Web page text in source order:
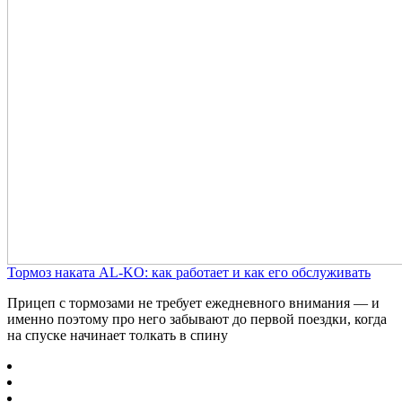
Тормоз наката AL-KO: как работает и как его обслуживать
Прицеп с тормозами не требует ежедневного внимания — и
именно поэтому про него забывают до первой поездки, когда
на спуске начинает толкать в спину